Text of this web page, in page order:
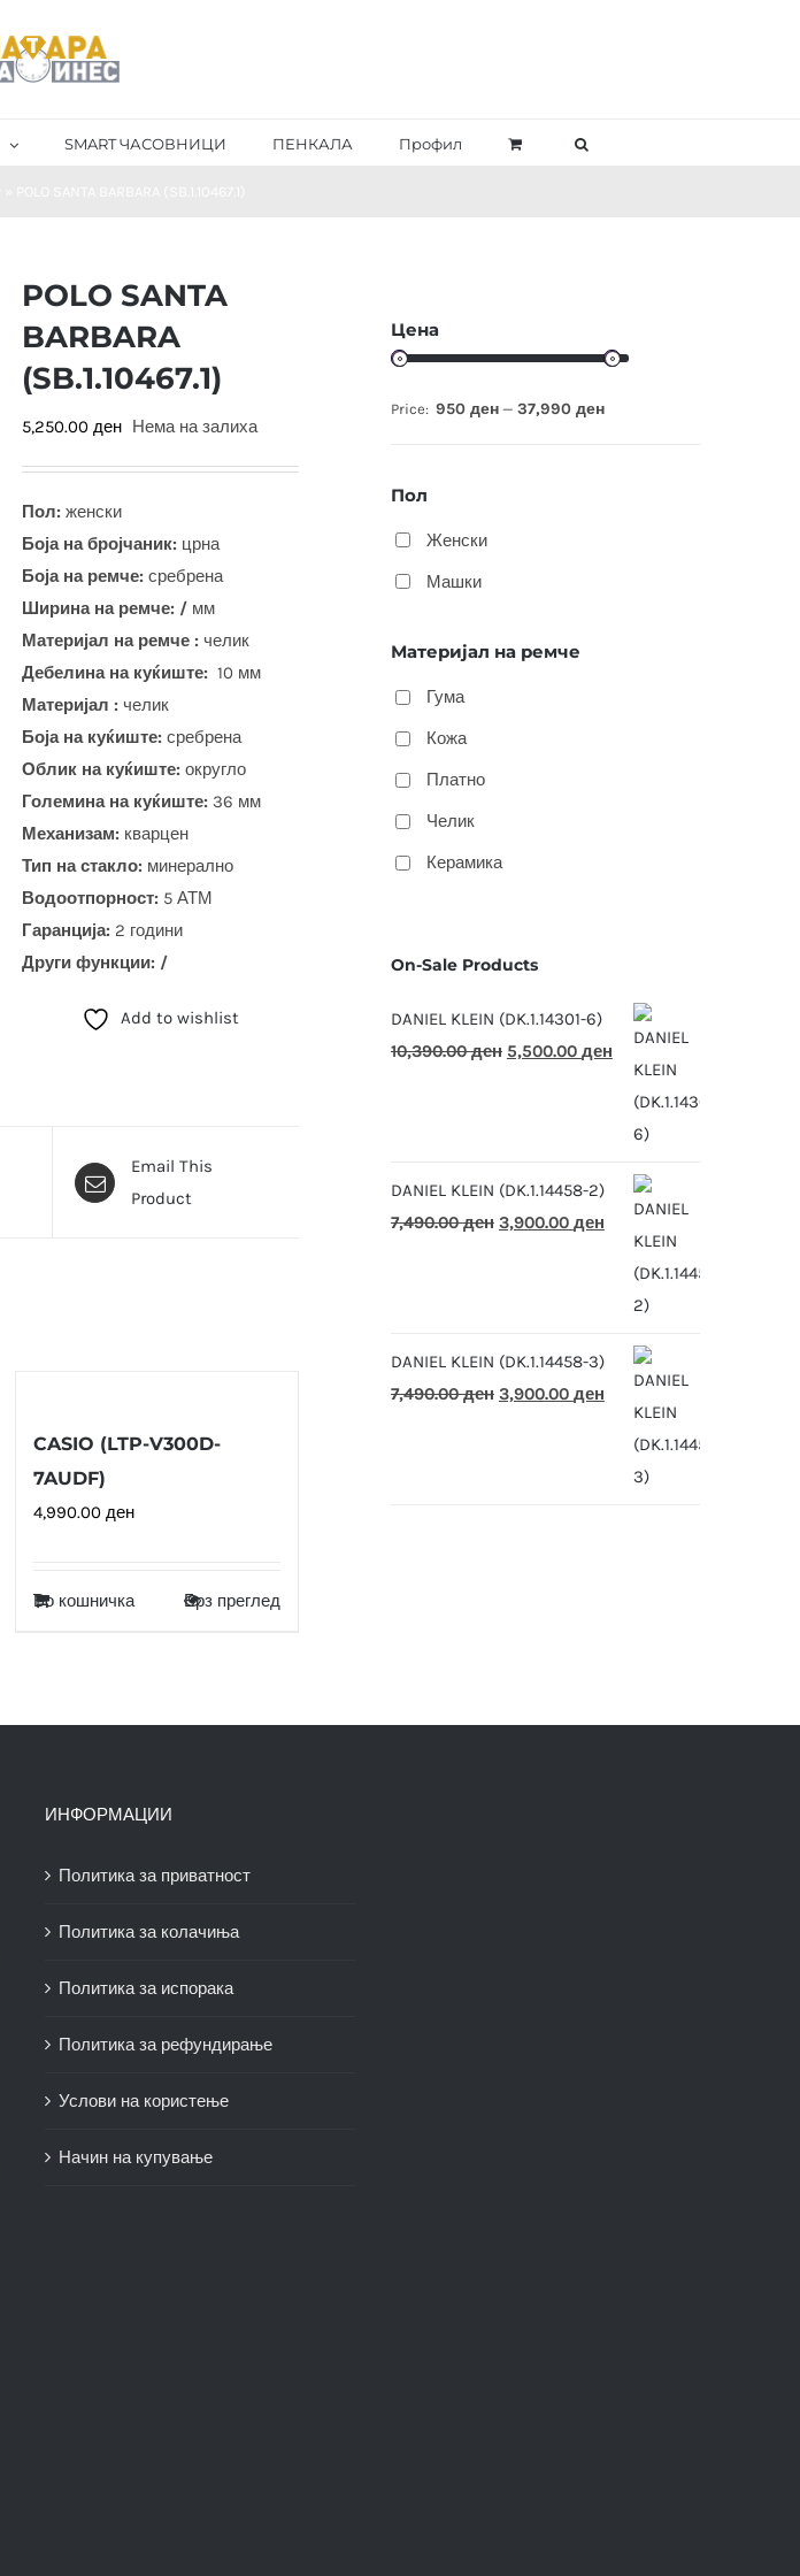
SMART ЧАСОВНИЦИ ПЕНКАЛА Профил
POLO SANTA
BARBARA
(SB.1.10467.1)
5,250.00 ден Нема на залиха
Пол: женски
Боја на бројчаник: црна
Боја на ремче: сребрена
Ширина на ремче: / мм
Материјал на ремче : челик
Дебелина на куќиште: 10 мм
Материјал : челик
Боја на куќиште: сребрена
Облик на куќиште: округло
Големина на куќиште: 36 мм
Механизам: кварцен
Тип на стакло: минерално
Водоотпорност: 5 АТМ
Гаранција: 2 години
Други функции: /
Add to wishlist
Email This
Product
CASIO (LTP-V300D-
7AUDF)
4,990.00 ден
Во кошничка Брз преглед
Цена
Price: 950 ден— 37,990 ден
Пол
Женски
Машки
Материјал на ремче
Гума
Кожа
Платно
Челик
Керамика
On-Sale Products
DANIEL KLEIN (DK.1.14301-6)
10,390.00ден Original
5,500.00 денCurrent
price
5,500.00 ден.
DANIEL KLEIN (DK.1.14458-2)
7,490.00ден Original
3,900.00 денCurrent
price
3,900.00 ден.
DANIEL KLEIN (DK.1.14458-3)
7,490.00ден Original
3,900.00 денCurrent
price
3,900.00 ден.
ИНФОРМАЦИИ
Политика за приватност
Политика за колачиња
Политика за испорака
Политика за рефундирање
Услови на користење
Начин на купување